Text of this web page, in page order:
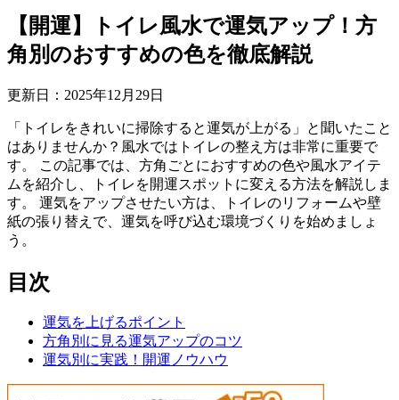
【開運】トイレ風水で運気アップ！方
角別のおすすめの色を徹底解説
更新日： 2025年12 月 29日
「トイレをきれいに掃除すると運気が上がる」と聞いたこと
はありませんか？風水ではトイレの整え方は非常に重要で
す。 この記事では、方角ごとにおすすめの色や風水アイテ
ムを紹介し、トイレを開運スポットに変える方法を解説しま
す。 運気をアップさせたい方は、トイレのリフォームや壁
紙の張り替えで、運気を呼び込む環境づくりを始めましょ
う。
目次
運気を上げるポイント
方角別に見る運気アップのコツ
運気別に実践！開運ノウハウ